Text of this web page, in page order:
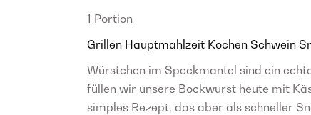
1 Portion
Grillen Hauptmahlzeit Kochen Schwein
Würstchen im Speckmantel sind ein
füllen wir unsere Bockwurst heute mit
simples Rezept, das aber als schneller